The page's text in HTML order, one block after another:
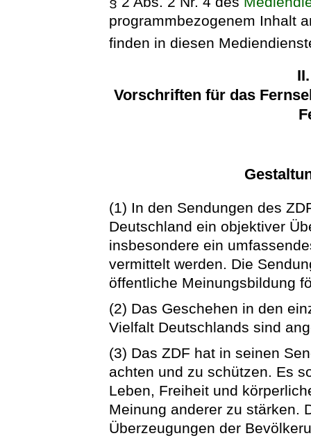
programmbezogenem Inhalt
finden in diesen
Vorschriften für das
(1) In den Sendungen des
Deutschland ein objektiver
insbesondere ein
vermittelt werden. Die
öffentliche Meinungsbildung
(2) Das Geschehen in den
Vielfalt Deutschlands sind
(3) Das ZDF hat in seinen
achten und zu schützen. Es
Leben, Freiheit und
Meinung anderer zu stärken.
Überzeugungen der